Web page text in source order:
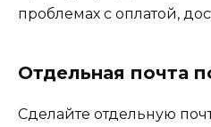
проблемах с оплатой,
Отдельная почта
Сделайте отдельную